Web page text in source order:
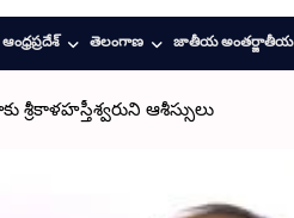
ఆంధ్రప్రదేశ్ తెలంగాణ జాతీయ అంతర్జాతీయ
శ్రీకాళహస్తీశ్వరుని ఆశీస్సులు